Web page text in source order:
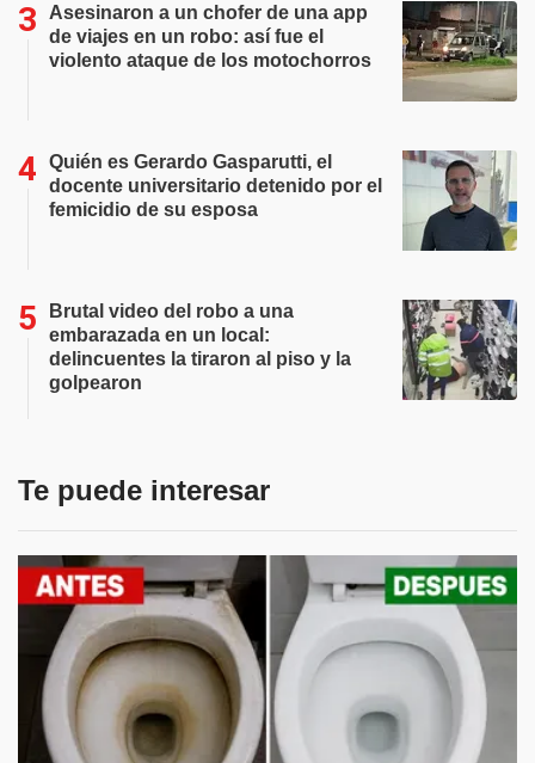
Asesinaron a un chofer de una app
de viajes en un robo: así fue el
violento ataque de los motochorros
Quién es Gerardo Gasparutti, el
docente universitario detenido por el
femicidio de su esposa
Brutal video del robo a una
embarazada en un local:
delincuentes la tiraron al piso y la
golpearon
Te puede interesar